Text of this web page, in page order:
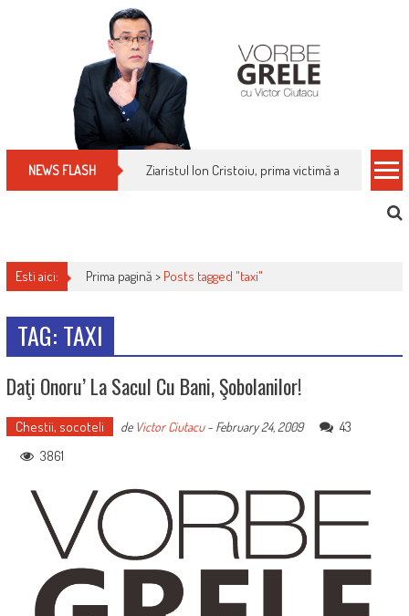
NEWS FLASH Ziaristul Ion Cristoiu, prima victimă a noi
Esti aici: Prima pagină > Posts tagged "taxi"
TAG: TAXI
Daţi Onoru’ La Sacul Cu Bani, Şobolanilor!
Chestii, socoteli de Victor Ciutacu- February 24, 2009
43
3861